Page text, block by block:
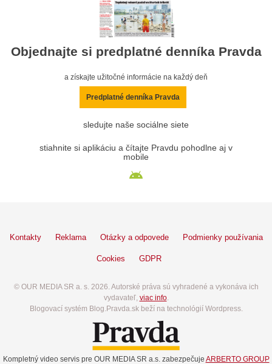
Objednajte si predplatné denníka Pravda
a získajte užitočné informácie na každý deň
Predplatné denníka Pravda
sledujte naše sociálne siete
stiahnite si aplikáciu a čítajte Pravdu pohodlne aj v
mobile
Kontakty Reklama Otázky a odpovede Podmienky používania
Cookies GDPR
© OUR MEDIA SR a. s. 2026. Autorské práva sú vyhradené a vykonáva ich
vydavateľ, viac info.
Blogovací systém Blog.Pravda.sk beží na technológií Wordpress.
Kompletný video servis pre OUR MEDIA SR a.s. zabezpečuje ARBERTO GROUP